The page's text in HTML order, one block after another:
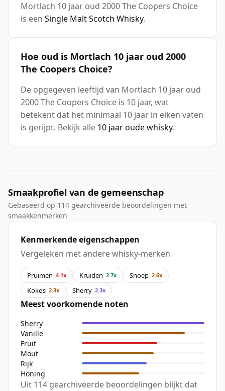
Mortlach 10 jaar oud 2000 The Coopers Choice
is een Single Malt Scotch Whisky.
Hoe oud is Mortlach 10 jaar oud 2000
The Coopers Choice?
De opgegeven leeftijd van Mortlach 10 jaar oud
2000 The Coopers Choice is 10 jaar, wat
betekent dat het minimaal 10 jaar in eiken vaten
is gerijpt. Bekijk alle 10 jaar oude whisky.
Smaakprofiel van de gemeenschap
Gebaseerd op 114 gearchiveerde beoordelingen met
smaakkenmerken
Kenmerkende eigenschappen
Vergeleken met andere whisky-merken
Pruimen 4.1x Kruiden 2.7x Snoep 2.6x
Kokos 2.3x Sherry 2.3x
Meest voorkomende noten
Sherry
Vanille
Fruit
Mout
Rijk
Honing
Uit 114 gearchiveerde beoordelingen blijkt dat